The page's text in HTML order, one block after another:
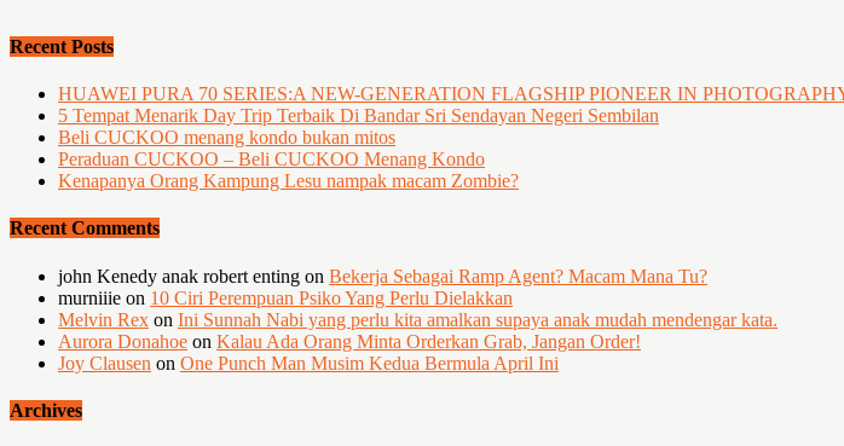
Recent Posts
HUAWEI PURA 70 SERIES:A NEW-GENERATION FLAGSHIP PIONEER IN
5 Tempat Menarik Day Trip Terbaik Di Bandar Sri Sendayan Negeri Sembilan
Beli CUCKOO menang kondo bukan mitos
Peraduan CUCKOO – Beli CUCKOO Menang Kondo
Kenapanya Orang Kampung Lesu nampak macam Zombie?
Recent Comments
john Kenedy anak robert enting on Bekerja Sebagai Ramp Agent? Macam Mana Tu?
murniiie on 10 Ciri Perempuan Psiko Yang Perlu Dielakkan
Melvin Rex on Ini Sunnah Nabi yang perlu kita amalkan supaya anak mudah mendengar kata.
Aurora Donahoe on Kalau Ada Orang Minta Orderkan Grab, Jangan Order!
Joy Clausen on One Punch Man Musim Kedua Bermula April Ini
Archives